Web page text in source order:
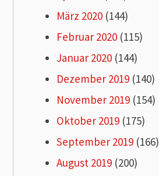
März 2020 (144)
Februar 2020 (115)
Januar 2020 (144)
Dezember 2019 (140)
November 2019 (154)
Oktober 2019 (175)
September 2019 (166)
August 2019 (200)